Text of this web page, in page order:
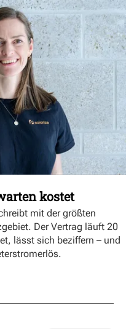
kostet
mit der größten
Der Vertrag läuft 20
lässt sich beziffern – und